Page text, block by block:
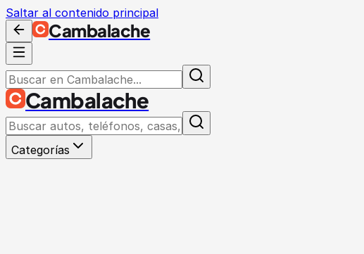
Saltar al contenido principal
Cambalache
Cambalache
Categorías